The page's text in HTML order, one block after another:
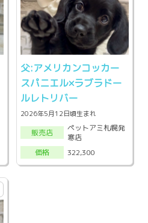
父:アメリカンコッカー
スパニエル×ラブラドー
ルレトリバー
2026年5月12日頃生まれ
販売店
ペットアミ札幌発
寒店
価格
322,300